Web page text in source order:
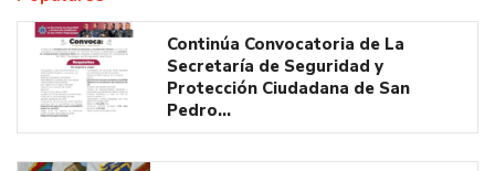
Continúa Convocatoria de La
Secretaría de Seguridad y
Protección Ciudadana de San
Pedro…